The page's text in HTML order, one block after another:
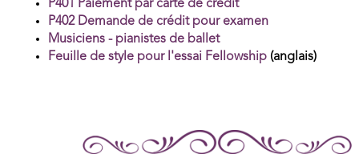
P401 Paiement par carte de crédit
P402 Demande de crédit pour examen
Musiciens - pianistes de ballet
Feuille de style pour l'essai Fellowship (anglais)